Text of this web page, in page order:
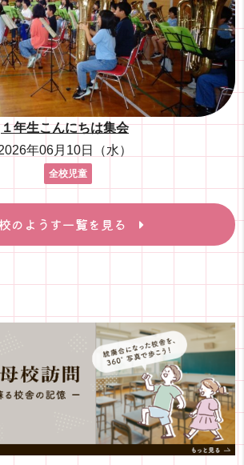
１年生こんにちは集会
年06月10日（水）
全校児童
のようす一覧を見る